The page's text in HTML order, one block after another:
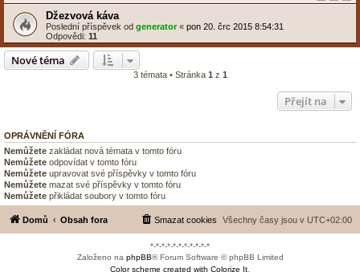
Džezvová káva
Poslední příspěvek od generator« pon 20. črc 2015 8:54:31
Odpovědi: 11
Nové téma
3 témata • Stránka 1 z 1
Přejít na
OPRÁVNĚNÍ FÓRA
Nemůžete zakládat nová témata v tomto fóru
Nemůžete odpovídat v tomto fóru
Nemůžete upravovat své příspěvky v tomto fóru
Nemůžete mazat své příspěvky v tomto fóru
Nemůžete přikládat soubory v tomto fóru
Domů Obsah fora Všechny časy jsou v UTC+02:00
Smazat cookies
*-*-*-*-*-*-*-*-*-*-*
Založeno na phpBB® Forum Software © phpBB Limited
Color scheme created with Colorize It